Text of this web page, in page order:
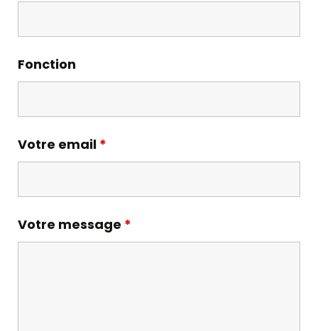
Fonction
Votre email *
Votre message *
et/ou
Visio